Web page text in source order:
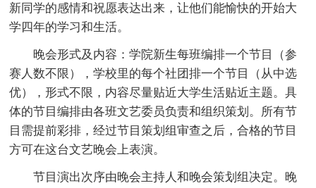
新同学的感情和祝愿表达出来，让他们能愉快的开始大
学四年的学习和生活。
晚会形式及内容：学院新生每班编排一个节目（参
赛人数不限），学校里的每个社团排一个节目（从中选
优），形式不限，内容尽量贴近大学生活贴近主题。具
体的节目编排由各班文艺委员负责和组织策划。所有节
目需提前彩排，经过节目策划组审查之后，合格的节目
方可在这台文艺晚会上表演。
节目演出次序由晚会主持人和晚会策划组决定。晚